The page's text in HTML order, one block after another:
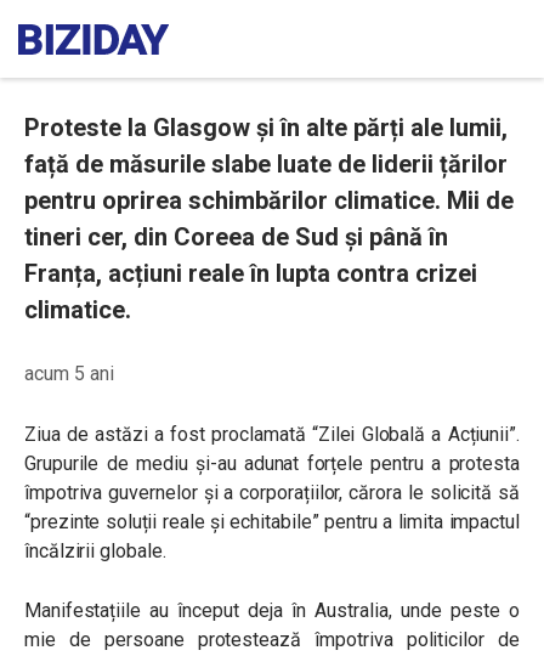
Proteste la Glasgow și în alte părți ale lumii,
față de măsurile slabe luate de liderii țărilor
pentru oprirea schimbărilor climatice. Mii de
tineri cer, din Coreea de Sud și până în
Franța, acțiuni reale în lupta contra crizei
climatice.
acum 5 ani
Ziua de astăzi a fost proclamată “Zilei Globală a Acțiunii”.
Grupurile de mediu și-au adunat forțele pentru a protesta
împotriva guvernelor și a corporațiilor, cărora le solicită să
“prezinte soluții reale și echitabile” pentru a limita impactul
încălzirii globale.
Manifestațiile au început deja în Australia, unde peste o
mie de persoane protestează împotriva politicilor de